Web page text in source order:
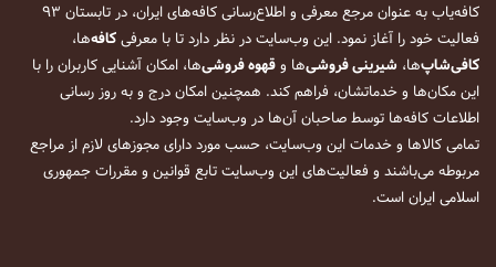
کافه‌یاب به عنوان مرجع معرفی و اطلاع‌رسانی کافه‌های ایران، در تابستان ۹۳
فعالیت خود را آغاز نمود. این وب‌سایت در نظر دارد تا با معرفیکافه‌ها،
کافی‌شاپ‌ها، شیرینی فروشی‌ها وقهوه فروشی‌ها، امکان آشنایی کاربران را با
این مکان‌ها و خدماتشان، فراهم کند. همچنین امکان درج و به روز رسانی
اطلاعات کافه‌ها توسط صاحبان آن‌ها در وب‌سایت وجود دارد.
تمامی کالاها و خدمات این وب‌سایت، حسب مورد دارای مجوزهای لازم از مراجع
مربوطه می‌باشند و فعالیت‌های این وب‌سایت تابع قوانین و مقررات جمهوری
اسلامی ایران است.